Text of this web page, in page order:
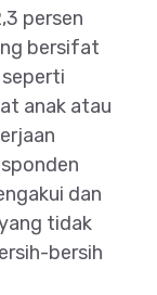
persen
bersifat
anak atau
dan
tidak
bersih